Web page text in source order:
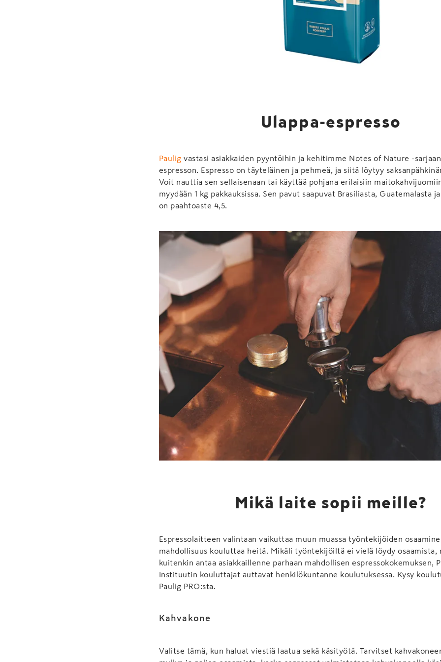
Ulappa-espresso
Paulig vastasi asiakkaiden pyyntöihin ja kehitimme Notes of Nature -
espresson. Espresso on täyteläinen ja pehmeä, ja siitä löytyy
Voit nauttia sen sellaisenaan tai käyttää pohjana erilaisiin
myydään 1 kg pakkauksissa. Sen pavut saapuvat Brasiliasta, Guatemalasta
on paahtoaste 4,5.
Mikä laite sopii meille?
Espressolaitteen valintaan vaikuttaa muun muassa työntekijöiden
mahdollisuus kouluttaa heitä. Mikäli työntekijöiltä ei vielä löydy osaamista,
kuitenkin antaa asiakkaillenne parhaan mahdollisen espressokokemuksen,
Instituutin kouluttajat auttavat henkilökuntanne koulutuksessa. Kysy
Paulig PRO:sta.
Kahvakone
Valitse tämä, kun haluat viestiä laatua sekä käsityötä. Tarvitset